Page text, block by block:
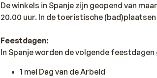
De winkels in Spanje zijn geopend van
20.00 uur. In de toeristische
Feestdagen:
In Spanje worden de volgende feestdagen
1 mei Dag van de Arbeid